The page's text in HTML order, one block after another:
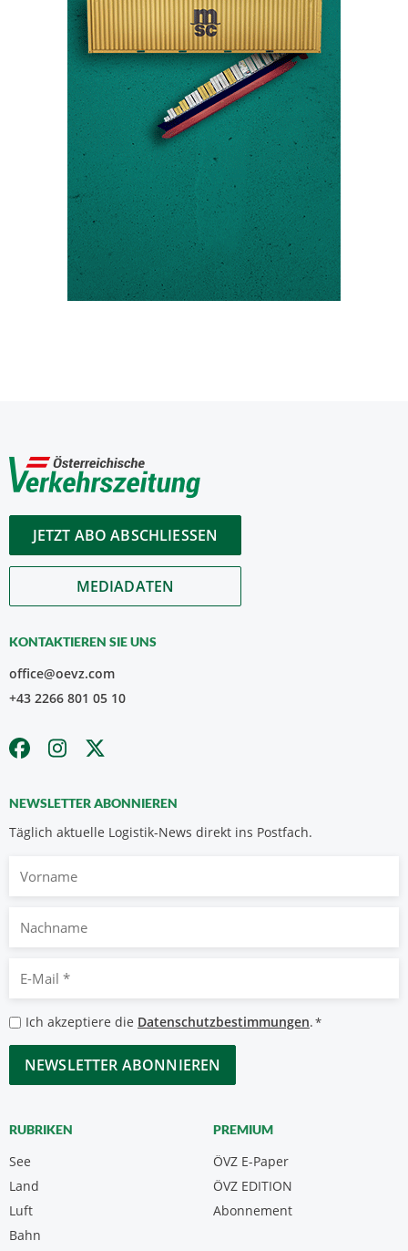
JETZT ABO ABSCHLIESSEN
MEDIADATEN
KONTAKTIEREN SIE UNS
office@oevz.com
+43 2266 801 05 10
NEWSLETTER ABONNIEREN
Täglich aktuelle Logistik-News direkt ins Postfach.
Vorname
Nachname
Mail
*
Datenschutzbestimmungen
*
Ich akzeptiere die Datenschutzbestimmungen.*
CAPTCHA
RUBRIKEN
See
Land
Luft
Bahn
PREMIUM
ÖVZ E-Paper
Abonnement
ÖVZ EDITION